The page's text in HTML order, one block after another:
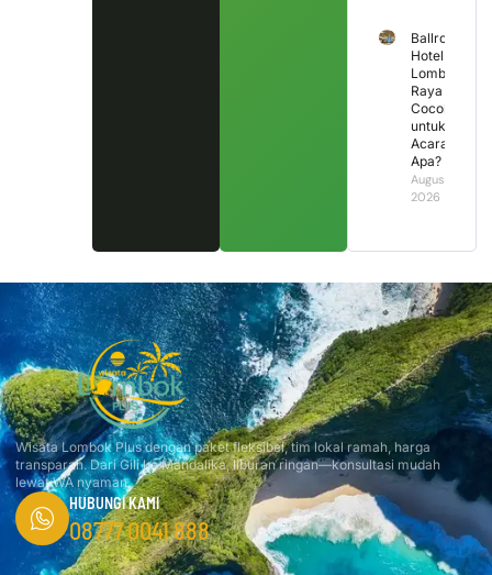
Ballroom
Hotel
Lombok
Raya
Cocok
untuk
Acara
Apa?
August 3,
2026
Wisata Lombok Plus dengan paket fleksibel, tim lokal ramah, harga
transparan. Dari Gili ke Mandalika, liburan ringan—konsultasi mudah
lewat WA nyaman.
HUBUNGI KAMI
08777 0041 888